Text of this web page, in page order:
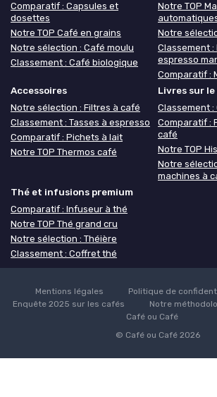
Comparatif : Capsules et
dosettes
Notre TOP Café en grains
Notre sélection : Café moulu
Classement : Café biologique
Notre TOP
Notre
Classement :
espresso
Comparatif :
Accessoires
Notre sélection : Filtres à café
Classement : Tasses à espresso
Comparatif : Pichets à lait
Notre TOP Thermos café
Livres sur
Classement
Comparatif :
café
Notre TOP
Notre
machines à
Thé et infusions premium
Comparatif : Infuseur à thé
Notre TOP Thé grand cru
Notre sélection : Théière
Classement : Coffret thé
Mentions légales Politique de
Enquête 2025 sur les cafés
Notre
Café ou Café
© Café ou Café 2026